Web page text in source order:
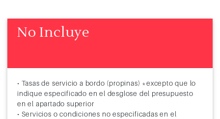
No Incluye
• Tasas de servicio a bordo (propinas) *excepto que lo
indique especificado en el desglose del presupuesto
en el apartado superior
• Servicios o condiciones no especificadas en el